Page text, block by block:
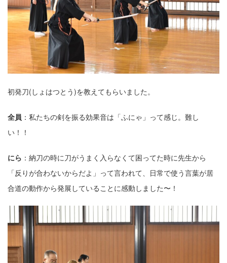
初発⼑(しょはつとう)を教えてもらいました。
全員 ：私たちの剣を振る効果⾳は「ふにゃ」って感じ。難し
い！！
にら ：納⼑の時に⼑がうまく⼊らなくて困ってた時に先⽣から
「反りが合わないからだよ」って⾔われて、⽇常で使う⾔葉が居
合道の動作から発展していることに感動しました〜！